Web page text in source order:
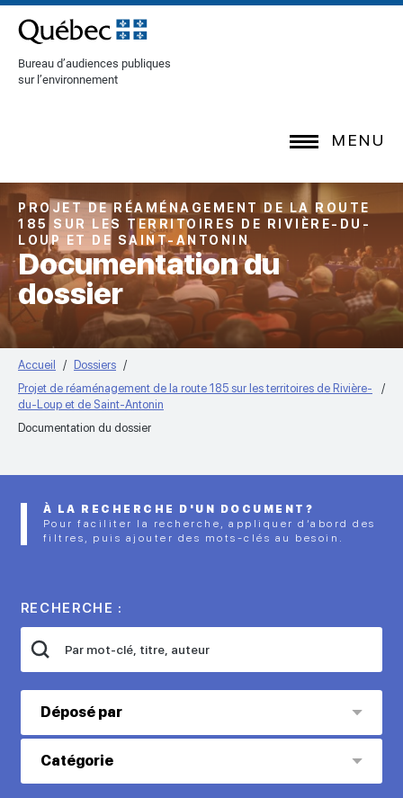
[Common.SkipToContent]
Bureau d’audiences publiques
sur l’environnement
MENU
PROJET DE RÉAMÉNAGEMENT DE LA ROUTE
185 SUR LES TERRITOIRES DE RIVIÈRE-DU-
LOUP ET DE SAINT-ANTONIN
Documentation du
dossier
Accueil
Dossiers
Projet de réaménagement de la route 185 sur les territoires de Rivière-
du-Loup et de Saint-Antonin
Documentation du dossier
À LA RECHERCHE D'UN DOCUMENT?
Pour faciliter la recherche, appliquer d’abord des
filtres, puis ajouter des mots-clés au besoin.
RECHERCHE :
Déposé par
Catégorie